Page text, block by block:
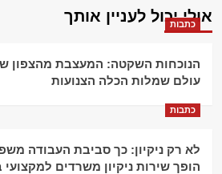
אולי יכול לעניין אותך
כתבות
הנוכחות השקטה: המעצבת מהצפון
עולם שמלות הכלה הצנועות
כתבות
לא רק ניקיון: כך סביבת העבודה
הופך שירות ניקיון משרדים